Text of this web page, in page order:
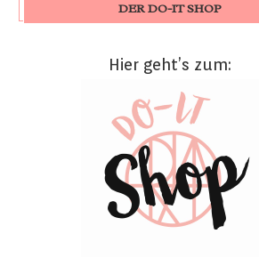
DER DO-IT SHOP
Hier geht’s zum: